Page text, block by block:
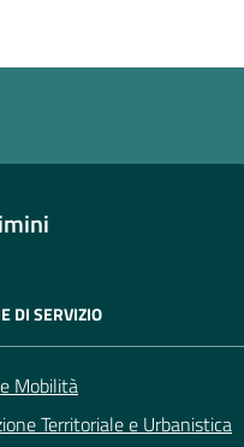
DI SERVIZIO
Mobilità
Territoriale e Urbanistica